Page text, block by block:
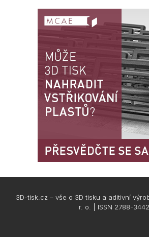
3D-tisk.cz – vše o 3D tisku a aditivní
r. o. | ISSN 2788-3442